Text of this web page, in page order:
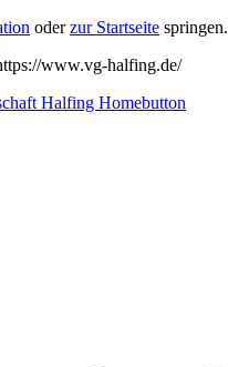
oderzur Startseite springen.
www.vg-halfing.de/